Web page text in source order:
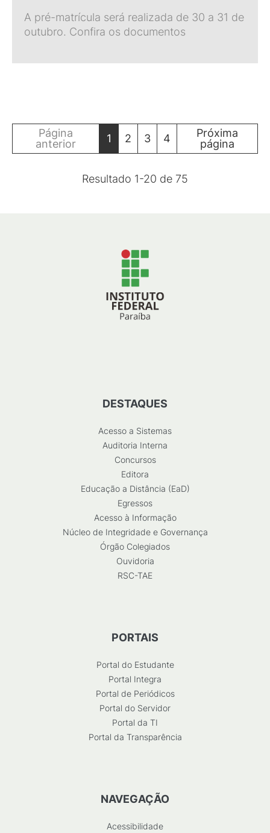
A pré-matrícula será realizada de 30 a 31 de
outubro. Confira os documentos
Página
anterior
1 2 3 4
Próxima
página
Resultado 1-20 de 75
DESTAQUES
Acesso a Sistemas
Auditoria Interna
Concursos
Editora
Educação a Distância (EaD)
Egressos
Acesso à Informação
Núcleo de Integridade e Governança
Órgão Colegiados
Ouvidoria
RSC-TAE
PORTAIS
Portal do Estudante
Portal Integra
Portal de Periódicos
Portal do Servidor
Portal da TI
Portal da Transparência
NAVEGAÇÃO
Acessibilidade